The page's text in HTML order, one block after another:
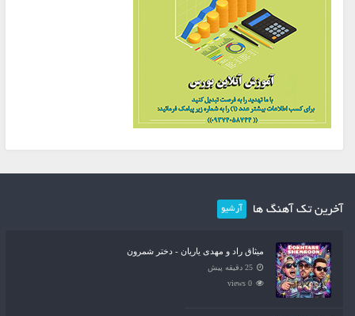
آخرین تک آهنگ ها آرشیو
میثاق راد و مهدی یاریان - دختر شمرون
25 دقیقه پیش
0 views